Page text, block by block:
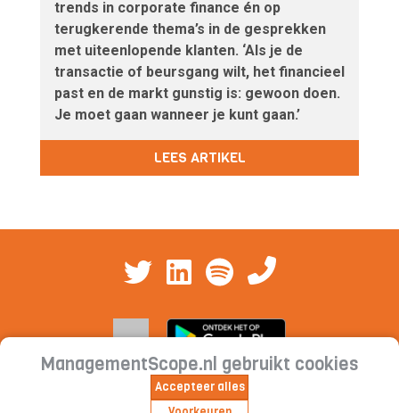
trends in corporate finance én op
terugkerende thema’s in de gesprekken
met uiteenlopende klanten. ‘Als je de
transactie of beursgang wilt, het financieel
past en de markt gunstig is: gewoon doen.
Je moet gaan wanneer je kunt gaan.’
LEES ARTIKEL
Cookieverklaring | Privacyverklaring |
ManagementScope.nl gebruikt cookies
Accepteer alles